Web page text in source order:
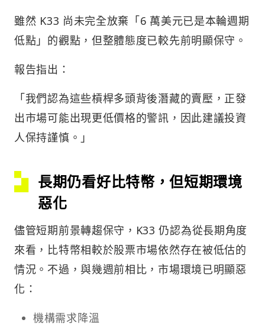
雖然 K33 尚未完全放棄「6 萬美元已是本輪週期
低點」的觀點，但整體態度已較先前明顯保守。
報告指出：
「我們認為這些槓桿多頭背後潛藏的賣壓，正發
出市場可能出現更低價格的警訊，因此建議投資
人保持謹慎。」
長期仍看好比特幣，但短期環境
惡化
儘管短期前景轉趨保守，K33 仍認為從長期角度
來看，比特幣相較於股票市場依然存在被低估的
情況。不過，與幾週前相比，市場環境已明顯惡
化：
機構需求降溫